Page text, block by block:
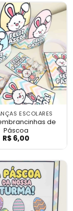
em Letra
ESCOLARES
de
Páscoa
Kit de
R$6,00